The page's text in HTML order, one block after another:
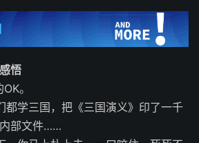
悟
。
都学三国，把《三国演义》印了一千
部文件……